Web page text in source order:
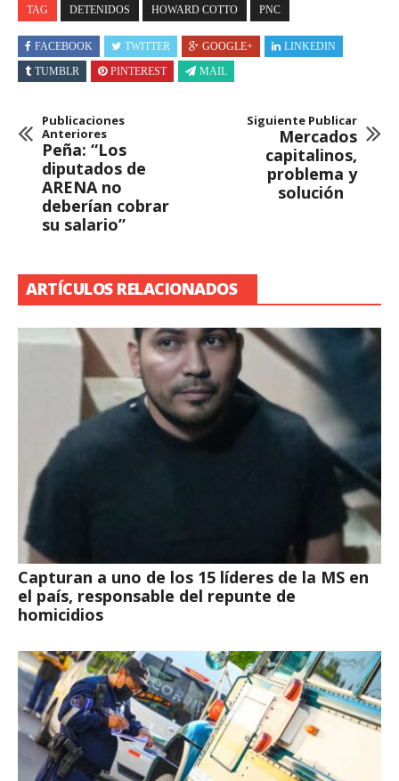
TAG DETENIDOS HOWARD COTTO PNC
FACEBOOK TWITTER GOOGLE+
LINKEDIN
TUMBLR
PINTEREST MAIL
Publicaciones
Anteriores
Peña: “Los
diputados de
ARENA no
deberían cobrar
su salario”
Siguiente Publicar
Mercados
capitalinos,
problema y
solución
ARTÍCULOS RELACIONADOS
Capturan a uno de los 15 líderes de la MS en
el país, responsable del repunte de
homicidios